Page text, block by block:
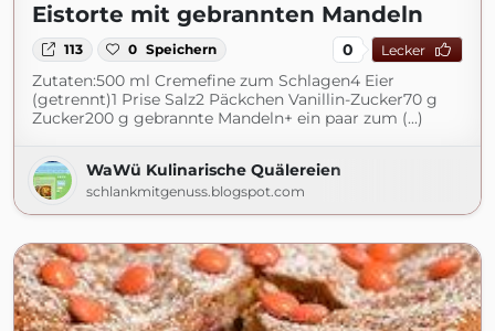
Eistorte mit gebrannten Mandeln
113 0 Speichern 0 Lecker
Zutaten:500 ml Cremefine zum Schlagen4 Eier
(getrennt)1 Prise Salz2 Päckchen Vanillin-Zucker70 g
Zucker200 g gebrannte Mandeln+ ein paar zum (...)
WaWü Kulinarische Quälereien
schlankmitgenuss.blogspot.com